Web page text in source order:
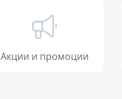
Акции и промоции